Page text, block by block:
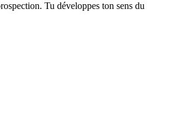
Tu développes ton sens du